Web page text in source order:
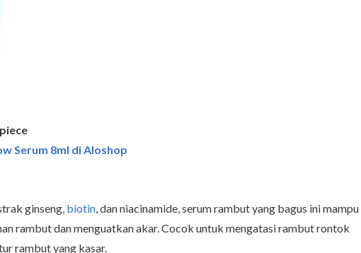
Serum 8ml di Aloshop
ginseng, biotin , dan niacinamide, serum rambut yang bagus ini mampu
rambut dan menguatkan akar. Cocok untuk mengatasi rambut rontok
rambut yang kasar.